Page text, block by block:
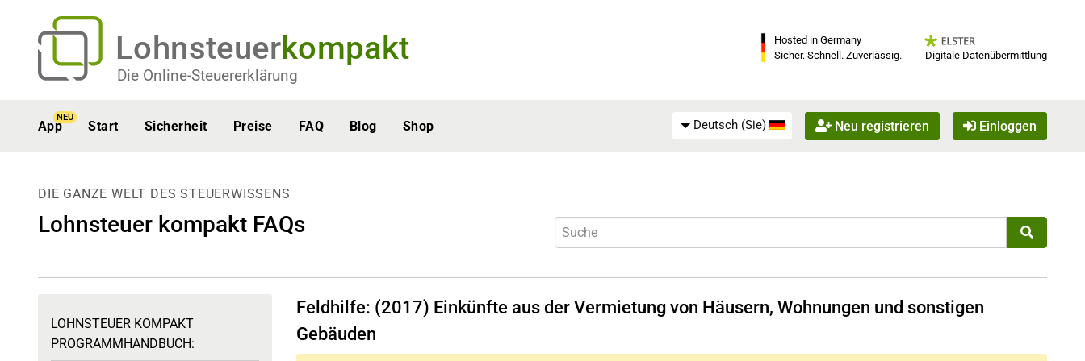
Lohnsteuerkompakt
Die Online-Steuererklärung
Hosted in Germany
Sicher. Schnell. Zuverlässig.
Digitale Datenübermittlung
App
NEU
Start Sicherheit Preise FAQ Blog Shop Deutsch (Sie) Neu registrieren Einloggen
DIE GANZE WELT DES STEUERWISSENS
Lohnsteuer kompakt FAQs
Feldhilfe: (2017) Einkünfte aus der Vermietung von Häusern, Wohnungen und sonstigen
Gebäuden
LOHNSTEUER KOMPAKT
PROGRAMMHANDBUCH: